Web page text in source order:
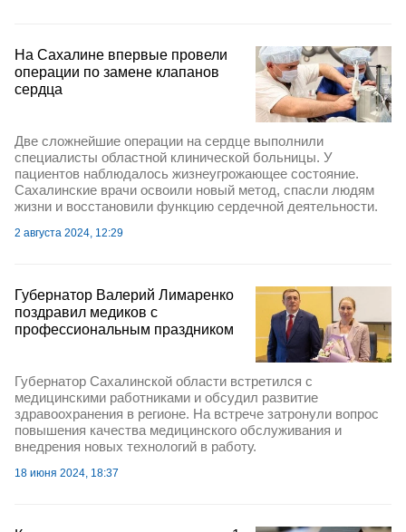
На Сахалине впервые провели
операции по замене клапанов
сердца
Две сложнейшие операции на сердце выполнили
специалисты областной клинической больницы. У
пациентов наблюдалось жизнеугрожающее состояние.
Сахалинские врачи освоили новый метод, спасли людям
жизни и восстановили функцию сердечной деятельности.
2 августа 2024, 12:29
Губернатор Валерий Лимаренко
поздравил медиков с
профессиональным праздником
Губернатор Сахалинской области встретился с
медицинскими работниками и обсудил развитие
здравоохранения в регионе. На встрече затронули вопрос
повышения качества медицинского обслуживания и
внедрения новых технологий в работу.
18 июня 2024, 18:37